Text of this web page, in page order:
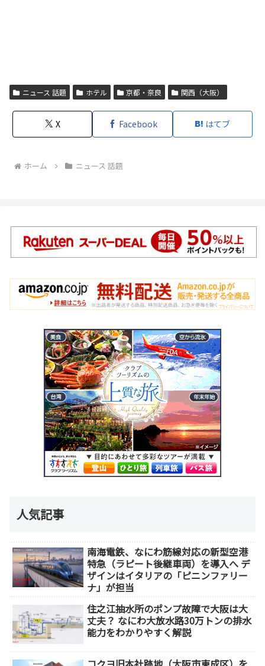
ニュース 話題 ホテル 京都・奈良 関西（大阪）
X Facebook はてブ
ホーム ニュース 話題
人気記事
南海電鉄、なにわ筋線対応の新型空港
特急（ラピート後継車両）を導入へ デ
ザインはイタリアの「ピニンファリー
ナ」が担当
住之江抽水所のポンプ故障で大阪は大
丈夫？ なにわ大放水路30万トンの排水
能力をわかりやすく解説